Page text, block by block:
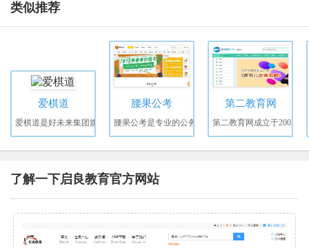
类似推荐
爱棋道
爱棋道是好未来集团旗
腰果公考
腰果公考是专业的公务
第二教育网
第二教育网成立于2002
了解一下启良教育官方网站